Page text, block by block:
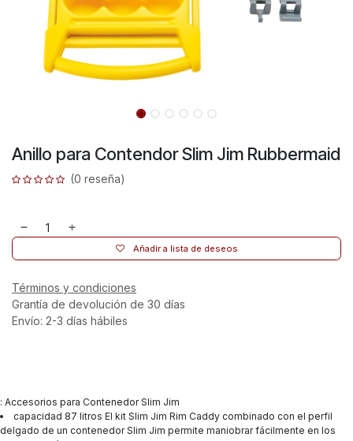
Anillo para Contendor Slim Jim Rubbermaid
(0 reseña)
Añadir a lista de deseos
Términos y condiciones
Grantía de devolución de 30 días
Envío: 2-3 días hábiles
: Accesorios para Contenedor Slim Jim
capacidad 87 litros El kit Slim Jim Rim Caddy combinado con el perfil
delgado de un contenedor Slim Jim permite maniobrar fácilmente en los